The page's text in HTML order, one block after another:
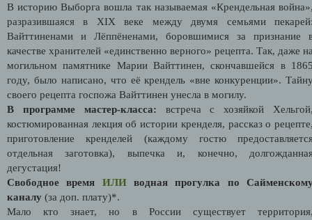
В историю Выборга вошла так называемая «Крендельная
разразившаяся в XIX веке между двумя семьями
Вайттиненами и Лёппёненами, боровшимися за признание
качестве хранителей «единственно верного» рецепта. Так, даже
могильном памятнике Марии Вайттинен, скончавшейся в
году, было написано, что её крендель «вне конкуренции». Т
своего рецепта госпожа Вайттинен унесла в могилу.
В программе мастер-класса:
встреча с хозяйкой
костюмированная лекция об истории кренделя, рассказ о
приготовление кренделей (каждому гостю
отдельная заготовка), выпечка и, конечно,
дегустация!
Свободное время ИЛИ
водная прогулка по
каналу (за доп. плату)*.
Мало кто знает, но в России существует